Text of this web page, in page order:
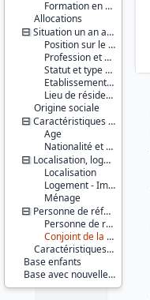
Formation en cours
Allocations
Situation un an auparavant
Position sur le marché du travail
Profession et employeur principaux
Statut et type de contrat
Etablissement employeur
Lieu de résidence
Origine sociale
Caractéristiques personnelles
Age
Nationalité et pays de naissance
Localisation, logement, ménage
Localisation
Logement - Immeuble
Ménage
Personne de référence du ménage et conjoint de la personne de référence
Personne de référence du ménage
Conjoint de la personne de référence du ménage
Caractéristiques d'enquête
Base enfants
Base avec nouvelle pondération
continu
(EE / EEC)
Couverture
géographique :
France
métropolitaine
Producteur :
INSEE
Diffuseur :
Progedo-
Adisp